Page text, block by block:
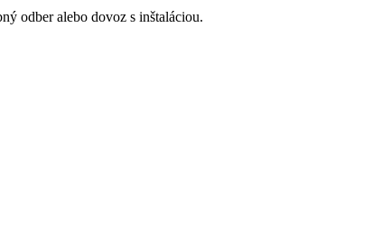
odber alebo dovoz s inštaláciou.